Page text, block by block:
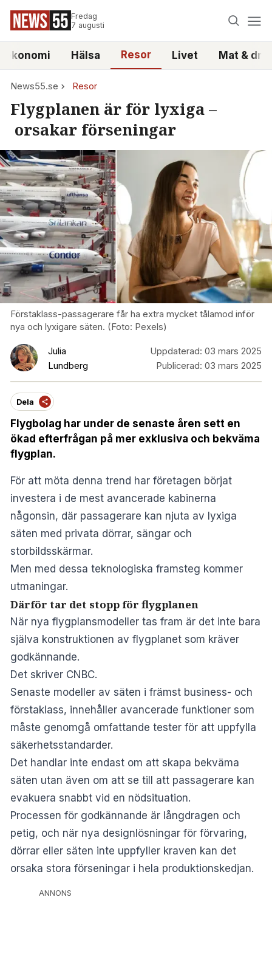
Fredag
7 augusti
Hälsa Resor Livet Mat &
News55.se Resor
Flygplanen är för lyxiga –
orsakar förseningar
Förstaklass-passagerare får ha extra mycket tålamod inför
nya och lyxigare säten. (Foto: Pexels)
Julia
Lundberg
Uppdaterad: 03 mars 2025
Publicerad: 03 mars 2025
Dela
Flygbolag har under de senaste åren sett en
ökad efterfrågan på mer exklusiva och bekväma
flygplan.
För att möta denna trend har företagen börjat
investera i de mest avancerade kabinerna
någonsin, där passagerare kan njuta av lyxiga
säten med privata dörrar, sängar och
storbildsskärmar.
Men med dessa teknologiska framsteg kommer
utmaningar.
Därför tar det stopp för flygplanen
När nya flygplansmodeller tas fram är det inte bara
själva konstruktionen av flygplanet som kräver
godkännande.
Det skriver CNBC.
Senaste modeller av säten i främst business- och
förstaklass, innehåller avancerade funktioner som
måste genomgå omfattande tester för att uppfylla
säkerhetsstandarder.
Det handlar inte endast om att skapa bekväma
säten utan även om att se till att passagerare kan
evakuera snabbt vid en nödsituation.
Processen för godkännande är långdragen och
petig, och när nya designlösningar för förvaring,
dörrar eller säten inte uppfyller kraven kan det
orsaka stora förseningar i hela produktionskedjan.
ANNONS